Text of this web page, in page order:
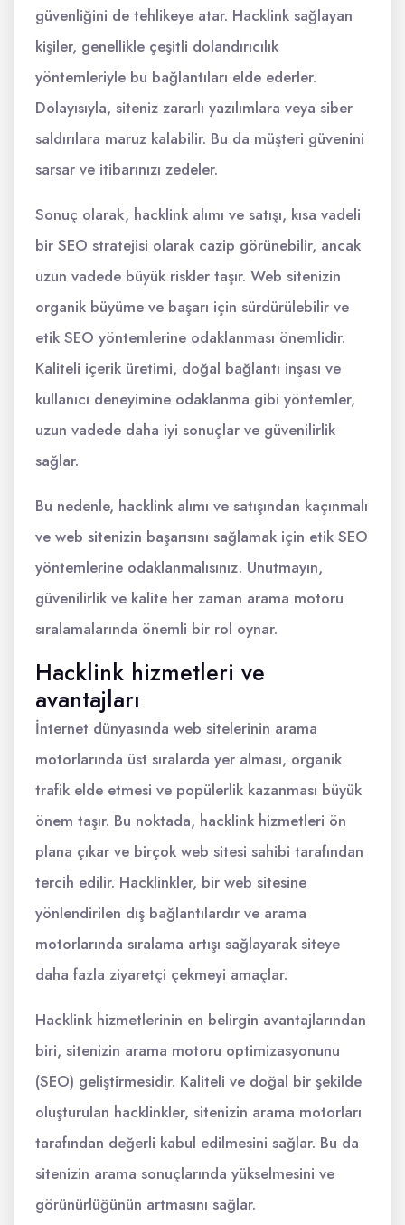
güvenliğini de tehlikeye atar. Hacklink sağlayan
kişiler, genellikle çeşitli dolandırıcılık
yöntemleriyle bu bağlantıları elde ederler.
Dolayısıyla, siteniz zararlı yazılımlara veya siber
saldırılara maruz kalabilir. Bu da müşteri güvenini
sarsar ve itibarınızı zedeler.
Sonuç olarak, hacklink alımı ve satışı, kısa vadeli
bir SEO stratejisi olarak cazip görünebilir, ancak
uzun vadede büyük riskler taşır. Web sitenizin
organik büyüme ve başarı için sürdürülebilir ve
etik SEO yöntemlerine odaklanması önemlidir.
Kaliteli içerik üretimi, doğal bağlantı inşası ve
kullanıcı deneyimine odaklanma gibi yöntemler,
uzun vadede daha iyi sonuçlar ve güvenilirlik
sağlar.
Bu nedenle, hacklink alımı ve satışından kaçınmalı
ve web sitenizin başarısını sağlamak için etik SEO
yöntemlerine odaklanmalısınız. Unutmayın,
güvenilirlik ve kalite her zaman arama motoru
sıralamalarında önemli bir rol oynar.
Hacklink hizmetleri ve
avantajları
İnternet dünyasında web sitelerinin arama
motorlarında üst sıralarda yer alması, organik
trafik elde etmesi ve popülerlik kazanması büyük
önem taşır. Bu noktada, hacklink hizmetleri ön
plana çıkar ve birçok web sitesi sahibi tarafından
tercih edilir. Hacklinkler, bir web sitesine
yönlendirilen dış bağlantılardır ve arama
motorlarında sıralama artışı sağlayarak siteye
daha fazla ziyaretçi çekmeyi amaçlar.
Hacklink hizmetlerinin en belirgin avantajlarından
biri, sitenizin arama motoru optimizasyonunu
(SEO) geliştirmesidir. Kaliteli ve doğal bir şekilde
oluşturulan hacklinkler, sitenizin arama motorları
tarafından değerli kabul edilmesini sağlar. Bu da
sitenizin arama sonuçlarında yükselmesini ve
görünürlüğünün artmasını sağlar.